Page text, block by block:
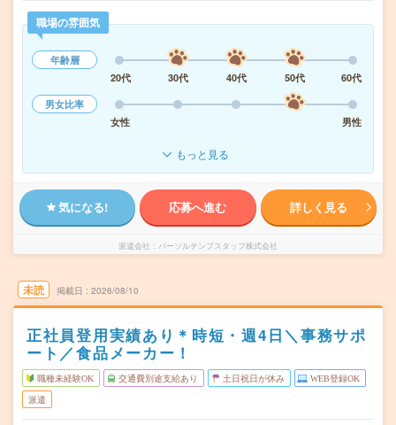
職場の雰囲気
年齢層
20代
30代 40代 50代
60代
男女比率
女性
男性
もっと見る
気になる! 応募へ進む 詳しく見る
派遣会社 パーソルテンプスタッフ株式会社
未読 掲載日 2026/08/10
正社員登用実績あり＊時短・週4日＼事務サポ
ート／食品メーカー！
職種未経験OK 交通費別途支給あり 土日祝日が休み WEB登録OK
派遣